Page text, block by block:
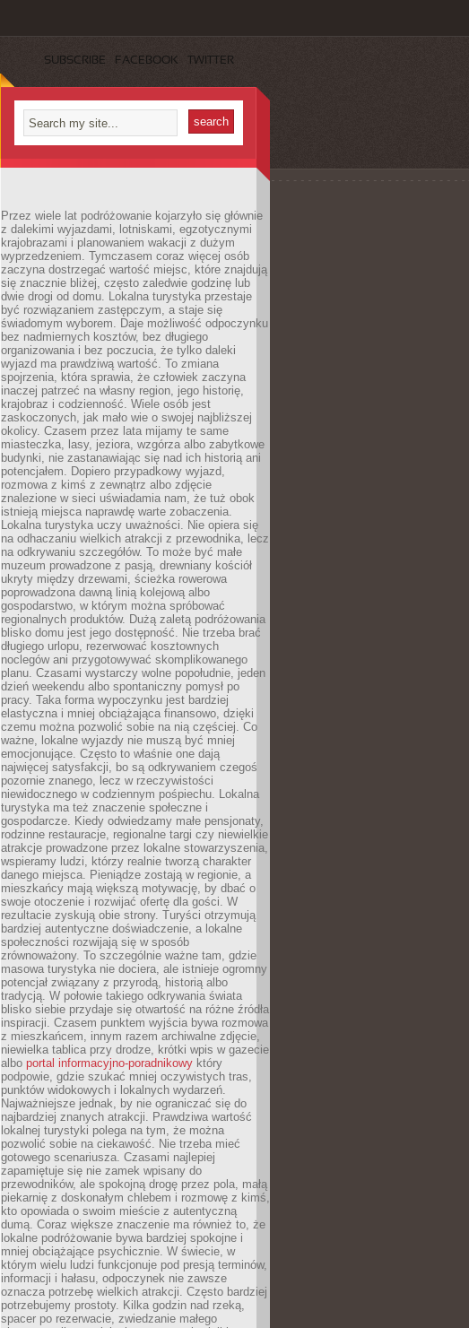
SUBSCRIBE FACEBOOK TWITTER
Przez wiele lat podróżowanie kojarzyło się głównie
z dalekimi wyjazdami, lotniskami, egzotycznymi
krajobrazami i planowaniem wakacji z dużym
wyprzedzeniem. Tymczasem coraz więcej osób
zaczyna dostrzegać wartość miejsc, które znajdują
się znacznie bliżej, często zaledwie godzinę lub
dwie drogi od domu. Lokalna turystyka przestaje
być rozwiązaniem zastępczym, a staje się
świadomym wyborem. Daje możliwość odpoczynku
bez nadmiernych kosztów, bez długiego
organizowania i bez poczucia, że tylko daleki
wyjazd ma prawdziwą wartość. To zmiana
spojrzenia, która sprawia, że człowiek zaczyna
inaczej patrzeć na własny region, jego historię,
krajobraz i codzienność. Wiele osób jest
zaskoczonych, jak mało wie o swojej najbliższej
okolicy. Czasem przez lata mijamy te same
miasteczka, lasy, jeziora, wzgórza albo zabytkowe
budynki, nie zastanawiając się nad ich historią ani
potencjałem. Dopiero przypadkowy wyjazd,
rozmowa z kimś z zewnątrz albo zdjęcie
znalezione w sieci uświadamia nam, że tuż obok
istnieją miejsca naprawdę warte zobaczenia.
Lokalna turystyka uczy uważności. Nie opiera się
na odhaczaniu wielkich atrakcji z przewodnika, lecz
na odkrywaniu szczegółów. To może być małe
muzeum prowadzone z pasją, drewniany kościół
ukryty między drzewami, ścieżka rowerowa
poprowadzona dawną linią kolejową albo
gospodarstwo, w którym można spróbować
regionalnych produktów. Dużą zaletą podróżowania
blisko domu jest jego dostępność. Nie trzeba brać
długiego urlopu, rezerwować kosztownych
noclegów ani przygotowywać skomplikowanego
planu. Czasami wystarczy wolne popołudnie, jeden
dzień weekendu albo spontaniczny pomysł po
pracy. Taka forma wypoczynku jest bardziej
elastyczna i mniej obciążająca finansowo, dzięki
czemu można pozwolić sobie na nią częściej. Co
ważne, lokalne wyjazdy nie muszą być mniej
emocjonujące. Często to właśnie one dają
najwięcej satysfakcji, bo są odkrywaniem czegoś
pozornie znanego, lecz w rzeczywistości
niewidocznego w codziennym pośpiechu. Lokalna
turystyka ma też znaczenie społeczne i
gospodarcze. Kiedy odwiedzamy małe pensjonaty,
rodzinne restauracje, regionalne targi czy niewielkie
atrakcje prowadzone przez lokalne stowarzyszenia,
wspieramy ludzi, którzy realnie tworzą charakter
danego miejsca. Pieniądze zostają w regionie, a
mieszkańcy mają większą motywację, by dbać o
swoje otoczenie i rozwijać ofertę dla gości. W
rezultacie zyskują obie strony. Turyści otrzymują
bardziej autentyczne doświadczenie, a lokalne
społeczności rozwijają się w sposób
zrównoważony. To szczególnie ważne tam, gdzie
masowa turystyka nie dociera, ale istnieje ogromny
potencjał związany z przyrodą, historią albo
tradycją. W połowie takiego odkrywania świata
blisko siebie przydaje się otwartość na różne źródła
inspiracji. Czasem punktem wyjścia bywa rozmowa
z mieszkańcem, innym razem archiwalne zdjęcie,
niewielka tablica przy drodze, krótki wpis w gazecie
albo portal informacyjno-poradnikowy który
podpowie, gdzie szukać mniej oczywistych tras,
punktów widokowych i lokalnych wydarzeń.
Najważniejsze jednak, by nie ograniczać się do
najbardziej znanych atrakcji. Prawdziwa wartość
lokalnej turystyki polega na tym, że można
pozwolić sobie na ciekawość. Nie trzeba mieć
gotowego scenariusza. Czasami najlepiej
zapamiętuje się nie zamek wpisany do
przewodników, ale spokojną drogę przez pola, małą
piekarnię z doskonałym chlebem i rozmowę z kimś,
kto opowiada o swoim mieście z autentyczną
dumą. Coraz większe znaczenie ma również to, że
lokalne podróżowanie bywa bardziej spokojne i
mniej obciążające psychicznie. W świecie, w
którym wielu ludzi funkcjonuje pod presją terminów,
informacji i hałasu, odpoczynek nie zawsze
oznacza potrzebę wielkich atrakcji. Często bardziej
potrzebujemy prostoty. Kilka godzin nad rzeką,
spacer po rezerwacie, zwiedzanie małego